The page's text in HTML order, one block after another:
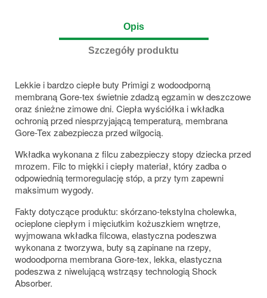
Opis
Szczegóły produktu
Lekkie i bardzo ciepłe buty Primigi z wodoodporną
membraną Gore-tex świetnie zdadzą egzamin w deszczowe
oraz śnieżne zimowe dni. Ciepła wyściółka i wkładka
ochronią przed niesprzyjającą temperaturą, membrana
Gore-Tex zabezpiecza przed wilgocią.
Wkładka wykonana z filcu zabezpieczy stopy dziecka przed
mrozem. Filc to miękki i ciepły materiał, który zadba o
odpowiednią termoregulację stóp, a przy tym zapewni
maksimum wygody.
Fakty dotyczące produktu: skórzano-tekstylna cholewka,
ocieplone ciepłym i mięciutkim kożuszkiem wnętrze,
wyjmowana wkładka filcowa, elastyczna podeszwa
wykonana z tworzywa, buty są zapinane na rzepy,
wodoodporna membrana Gore-tex, lekka, elastyczna
podeszwa z niwelującą wstrząsy technologią Shock
Absorber.